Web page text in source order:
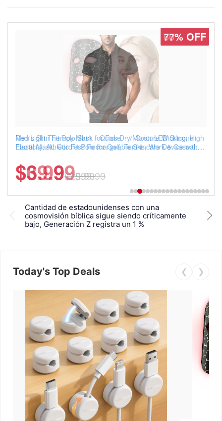
77% OFF
Men's Slim Fit Polo Shirt – Quick Dry Moisture Wicking, High
Elasticity, Athletic Fit Polo for Golf, Tennis, Work & Casual
$6.99$29.99
Cantidad de estadounidenses con una
cosmovisión bíblica sigue siendo críticamente
bajo, Generación Z registra un 1 %
Today's Top Deals ❮ ❯